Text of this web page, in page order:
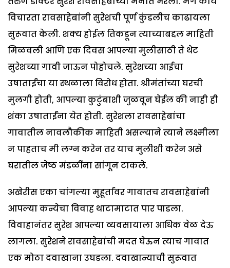
विचारता रावसाहेबांनी सुरेशची पूर्ण कुंडलीच काढायला
सुरूवात केली. शक्य होईल तिकडून त्याच्याबद्दल माहिती
मिळवली आणि एक दिवस आपल्या मुलीसाठी ते थेट
सुरेशच्या गावी जाऊन पोहोचले. सुरेशच्या आईचा
उषाताईंचा या स्थळाला विरोध होता. श्रीमंतांच्या घरची
मुलगी होती, आपल्या कुटुंबाशी जुळवून घेईल की नाही ही
शंका उषाताईंना येत होती. सुरेशला रावसाहेबांचा
गावातील नावलौकीक माहिती असल्याने त्याने लक्ष्मीला
न पाहताच मी लग्न करेन तर याच मुलीशी करेन असे
घरातील जेष्ठ मंडळींना सांगून टाकले.
अखेरीस एका चांगल्या मुहूर्तावर गावातच रावसाहेबांनी
आपल्या कन्येचा विवाह थाटामाटात पार पाडला.
विवाहानंतर सुरेश आपल्या व्यवसायाला आधिक वेळ देऊ
लागला. सुरेशने रावसाहेबांची मदत घेऊन त्याच गावात
एक मोठा दवाखाना उघडला. दवाखान्याची सुरूवात